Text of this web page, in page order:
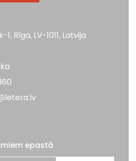
Rīga, LV-1011, Latvija
epastā